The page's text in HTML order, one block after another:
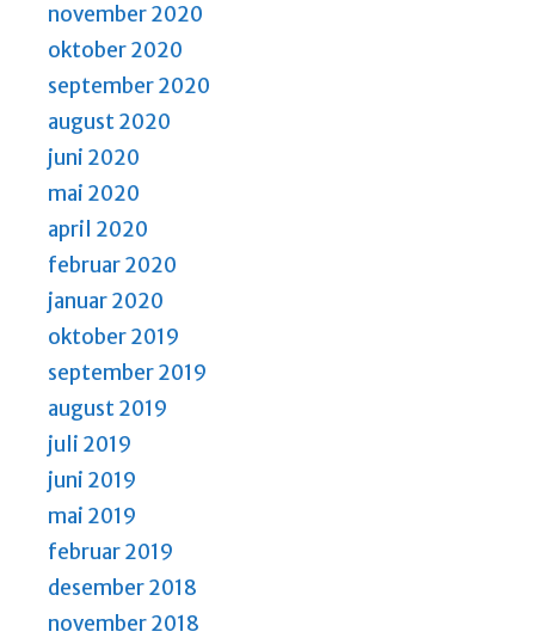
november 2020
oktober 2020
september 2020
august 2020
juni 2020
mai 2020
april 2020
februar 2020
januar 2020
oktober 2019
september 2019
august 2019
juli 2019
juni 2019
mai 2019
februar 2019
desember 2018
november 2018